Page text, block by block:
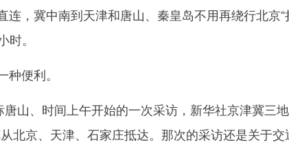
连，冀中南到天津和唐山、秦皇岛不用再绕行北京“
。
便利。
、时间上午开始的一次采访，新华社京津冀三
北京、天津、石家庄抵达。那次的采访还是关于交